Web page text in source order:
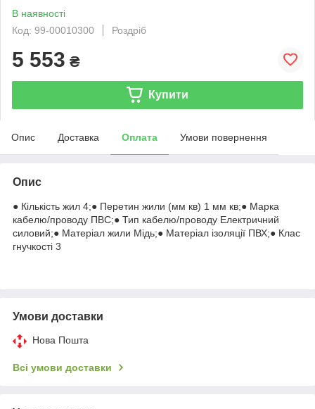
В наявності
Код: 99-00010300
Роздріб
5 553 ₴
Купити
Опис Доставка Оплата Умови повернення
Опис
● Кількість жил 4;● Перетин жили (мм кв) 1 мм кв;● Марка
кабелю/проводу ПВС;● Тип кабелю/проводу Електричний
силовий;● Матеріал жили Мідь;● Матеріал ізоляції ПВХ;● Клас
гнучкості 3
Умови доставки
Нова Пошта
Всі умови доставки